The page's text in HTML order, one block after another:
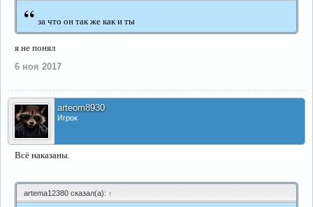
“ за что он так же как и ты
я не понял
6 ноя 2017
arteom8930
Игрок
Всё наказаны.
artema12380 сказал(а): ↑